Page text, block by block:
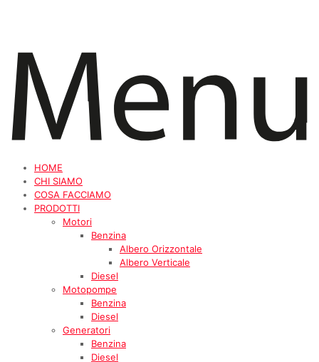
HOME
CHI SIAMO
COSA FACCIAMO
PRODOTTI
Motori
Benzina
Albero Orizzontale
Albero Verticale
Diesel
Motopompe
Benzina
Diesel
Generatori
Benzina
Diesel